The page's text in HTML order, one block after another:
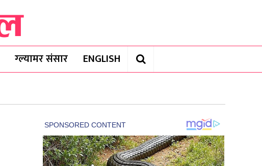
ग्ल्यामर संसार
ENGLISH